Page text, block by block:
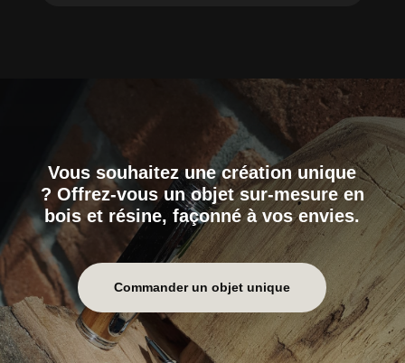
Vous souhaitez une création unique
? Offrez-vous un objet sur-mesure en
bois et résine, façonné à vos envies.
Commander un objet unique